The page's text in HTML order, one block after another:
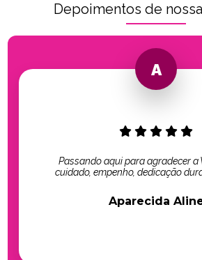
Depoimentos de
Passando aqui para agradecer a
cuidado, empenho, dedicação
Aparecida